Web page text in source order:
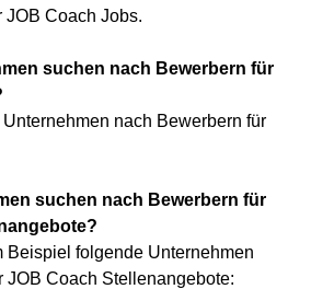
Coach Jobs.
suchen nach Bewerbern für
nach Bewerbern für
suchen nach Bewerbern für
Beispiel folgende Unternehmen
JOB Coach Stellenangebote: